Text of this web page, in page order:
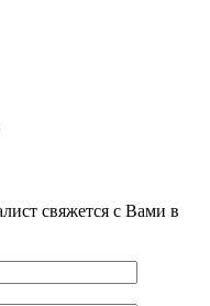
свяжется с Вами в